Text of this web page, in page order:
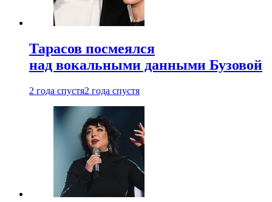
Тарасов посмеялся
над вокальными данными Бузовой
2 года спустя2 года спустя